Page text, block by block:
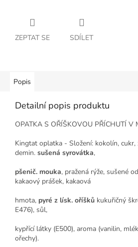
ZEPTAT SE SDÍLET
Popis
Detailní popis produktu
OPATKA S OŘÍŠKOVOU PŘÍCHUTÍ V
Kingtat oplatka - Složení: kokolín, cukr,
demin. sušená syrovátka,
pšenič. mouka, pražená rýže, sušené
kakaový prášek, kakaová
hmota, pyré z lísk. oříšků kukuřičný
E476), sůl,
kypřící látky (E500), aroma (vanilin,
ořechy).